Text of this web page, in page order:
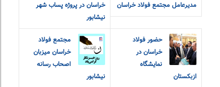
مدیرعامل مجتمع فولاد خراسان
خراسان در پروژه پساب شهر
نیشابور
حضور فولاد
خراسان در
نمایشگاه
ازبکستان
مجتمع فولاد
خراسان میزبان
اصحاب رسانه
نیشابور